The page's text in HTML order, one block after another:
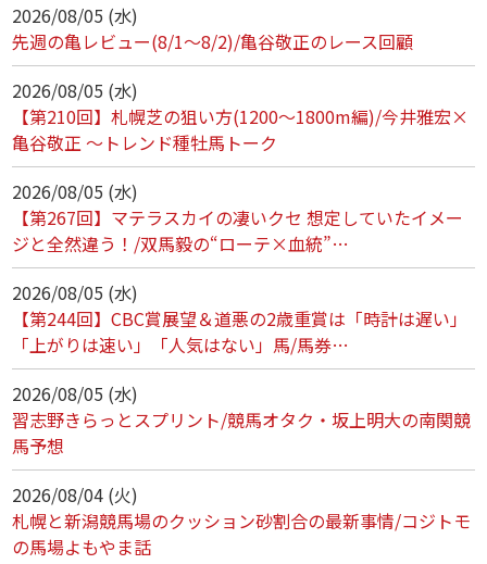
2026/08/05 (水)
先週の亀レビュー(8/1～8/2)/亀谷敬正のレース回顧
2026/08/05 (水)
【第210回】札幌芝の狙い方(1200～1800m編)/今井雅宏×
亀谷敬正 ～トレンド種牡馬トーク
2026/08/05 (水)
【第267回】マテラスカイの凄いクセ 想定していたイメー
ジと全然違う！/双馬毅の“ローテ×血統”…
2026/08/05 (水)
【第244回】CBC賞展望＆道悪の2歳重賞は「時計は遅い」
「上がりは速い」「人気はない」馬/馬券…
2026/08/05 (水)
習志野きらっとスプリント/競馬オタク・坂上明大の南関競
馬予想
2026/08/04 (火)
札幌と新潟競馬場のクッション砂割合の最新事情/コジトモ
の馬場よもやま話